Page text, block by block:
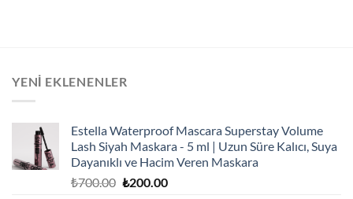
YENI EKLENENLER
Estella Waterproof Mascara Superstay Volume
Lash Siyah Maskara - 5 ml | Uzun Süre Kalıcı, Suya
Dayanıklı ve Hacim Veren Maskara
₺700.00 Orijinal
₺200.00Şu